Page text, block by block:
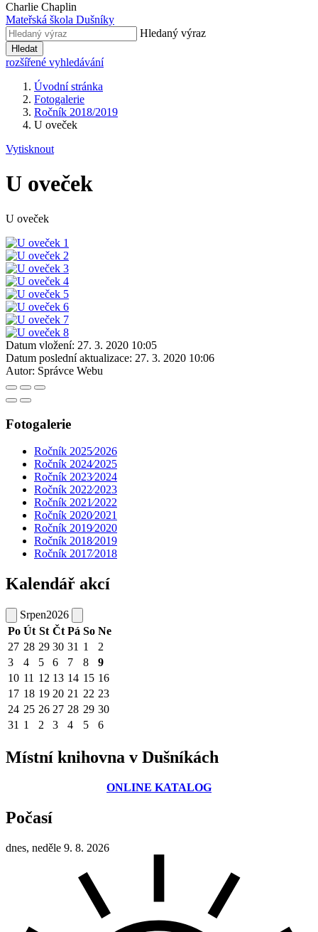
Charlie Chaplin
Mateřská škola Dušníky
Hledaný výraz
Hledat
rozšířené vyhledávání
Úvodní stránka
Fotogalerie
Ročník 2018/2019
U oveček
Vytisknout
U oveček
U oveček
Datum vložení: 27. 3. 2020 10:05
Datum poslední aktualizace: 27. 3. 2020 10:06
Autor: Správce Webu
Fotogalerie
Ročník 2025⁄2026
Ročník 2024⁄2025
Ročník 2023⁄2024
Ročník 2022⁄2023
Ročník 2021⁄2022
Ročník 2020⁄2021
Ročník 2019⁄2020
Ročník 2018⁄2019
Ročník 2017⁄2018
Kalendář akcí
Srpen2026
Po Út St Čt Pá So Ne
27 28 29 30 31 1
2
3
4 5 6 7 8
9
10 11 12 13 14 15 16
17 18 19 20 21 22 23
24 25 26 27 28 29 30
31 1 2 3 4 5 6
Místní knihovna v Dušníkách
ONLINE KATALOG
Počasí
dnes, neděle 9. 8. 2026